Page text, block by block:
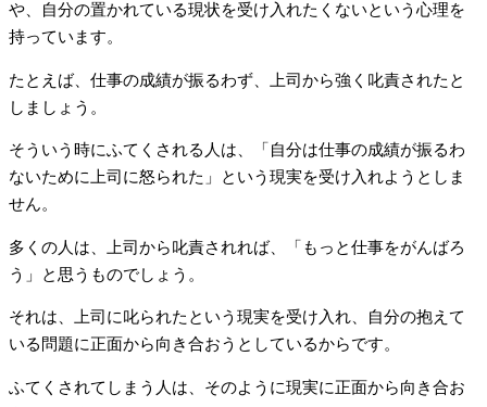
や、自分の置かれている現状を受け入れたくないという心理を
持っています。
たとえば、仕事の成績が振るわず、上司から強く叱責されたと
しましょう。
そういう時にふてくされる人は、「自分は仕事の成績が振るわ
ないために上司に怒られた」という現実を受け入れようとしま
せん。
多くの人は、上司から叱責されれば、「もっと仕事をがんばろ
う」と思うものでしょう。
それは、上司に叱られたという現実を受け入れ、自分の抱えて
いる問題に正面から向き合おうとしているからです。
ふてくされてしまう人は、そのように現実に正面から向き合お